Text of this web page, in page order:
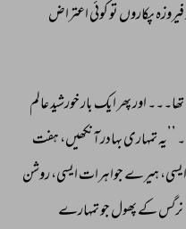
فیروزہ پکاروں تو کوئی اعتراض
تھا۔۔۔ اور پھر ایک بار خورشید عالم
’’یہ تمہاری بہادر آنکھیں، ہفت
ایسی، ہیرے جواہرات ایسی، روشن
نرگس کے پھول جو تمہارے